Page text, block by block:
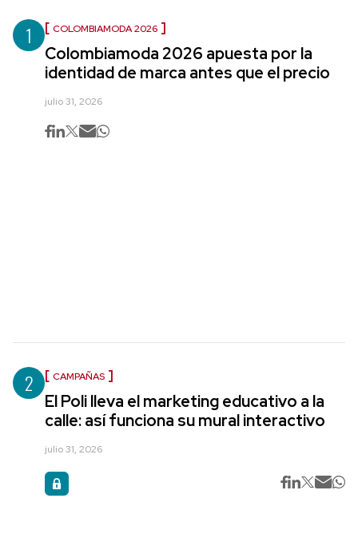
1 COLOMBIAMODA 2026
Colombiamoda 2026 apuesta por la
identidad de marca antes que el precio
julio 31, 2026
2 CAMPAÑAS
El Poli lleva el marketing educativo a la
calle: así funciona su mural interactivo
julio 31, 2026